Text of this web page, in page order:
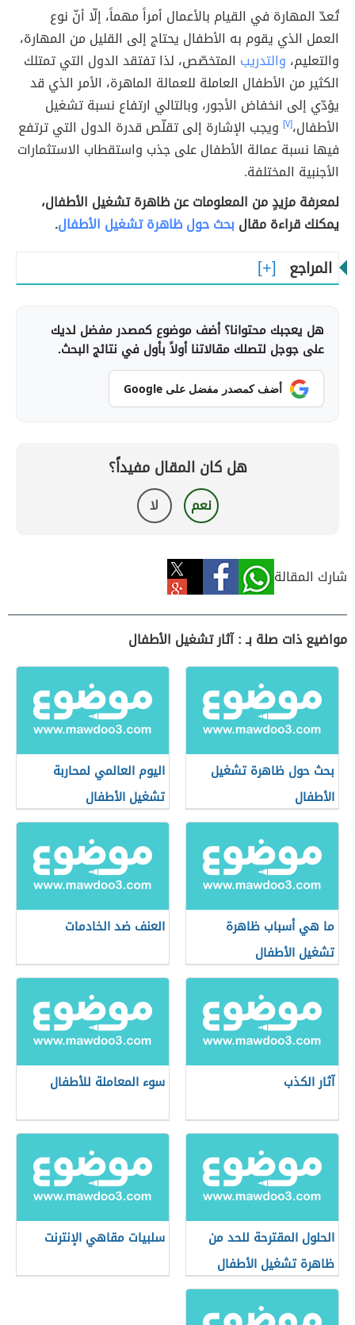
تُعدّ المهارة في القيام بالأعمال أمراً مهماً، إلّا أنّ نوع
العمل الذي يقوم به الأطفال يحتاج إلى القليل من المهارة،
والتعليم، والتدريب المتخصّص، لذا تفتقد الدول التي تمتلك
الكثير من الأطفال العاملة للعمالة الماهرة، الأمر الذي قد
يؤدّي إلى انخفاض الأجور، وبالتالي ارتفاع نسبة تشغيل
الأطفال،[٧]
ويجب الإشارة إلى تقلّص قدرة الدول التي ترتفع
فيها نسبة عمالة الأطفال على جذب واستقطاب الاستثمارات
الأجنبية المختلفة.
لمعرفة مزيدٍ من المعلومات عن ظاهرة تشغيل الأطفال،
يمكنك قراءة مقالبحث حول ظاهرة تشغيل الأطفال.
المراجع
هل يعجبك محتوانا؟ أضف موضوع كمصدر مفضل لديك
على جوجل لتصلك مقالاتنا أولاً بأول في نتائج البحث.
أضف كمصدر مفضل على Google
هل كان المقال مفيداً؟
نعم لا
شارك المقالة
مواضيع ذات صلة بـ : آثار تشغيل الأطفال
بحث حول ظاهرة تشغيل
الأطفال
اليوم العالمي لمحاربة
تشغيل الأطفال
ما هي أسباب ظاهرة
تشغيل الأطفال
العنف ضد الخادمات
آثار الكذب سوء المعاملة للأطفال
الحلول المقترحة للحد من
ظاهرة تشغيل الأطفال
سلبيات مقاهي الإنترنت